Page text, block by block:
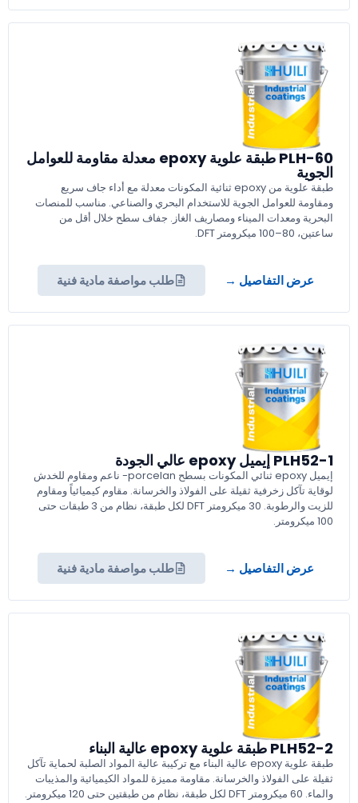
PLH-60 طبقة علوية epoxy معدلة مقاومة للعوامل
الجوية
طبقة علوية من epoxy ثنائية المكونات معدلة مع أداء جاف سريع
ومقاومة للعوامل الجوية للاستخدام البحري والصناعي. مناسب للمنصات
البحرية ومعدات الميناء ومصاريف الغاز. جفاف سطح خلال أقل من
ساعتين، 80–100 ميكرومتر DFT.
عرض التفاصيل → طلب مواصفة مادية فنية
PLH52-1 إيميل epoxy عالي الجودة
إيميل epoxy ثنائي المكونات بسطح porcelan- ناعم ومقاوم للخدش
لوقاية تآكل زخرفية ثقيلة على الفولاذ والخرسانة. مقاوم كيميائياً ومقاوم
للزيت والرطوبة. 30 ميكرومتر DFT لكل طبقة، نظام من 3 طبقات حتى
100 ميكرومتر.
عرض التفاصيل → طلب مواصفة مادية فنية
PLH52-2 طبقة علوية epoxy عالية البناء
طبقة علوية epoxy عالية البناء مع تركيبة عالية المواد الصلبة لحماية تآكل
ثقيلة على الفولاذ والخرسانة. مقاومة مميزة للمواد الكيميائية والمذيبات
والماء. 60 ميكرومتر DFT لكل طبقة، نظام من طبقتين حتى 120 ميكرومتر.